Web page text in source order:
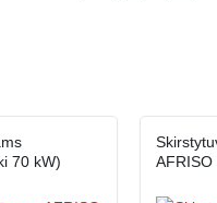
70 kW)
AFRISO